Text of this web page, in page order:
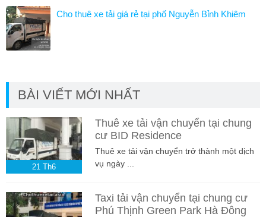
Cho thuê xe tải giá rẻ tại phố Nguyễn Bỉnh Khiêm
BÀI VIẾT MỚI NHẤT
21 Th6
Thuê xe tải vận chuyển tại chung
cư BID Residence
Thuê xe tải vận chuyển trở thành một dịch
vụ ngày ...
Taxi tải vận chuyển tại chung cư
Phú Thịnh Green Park Hà Đông